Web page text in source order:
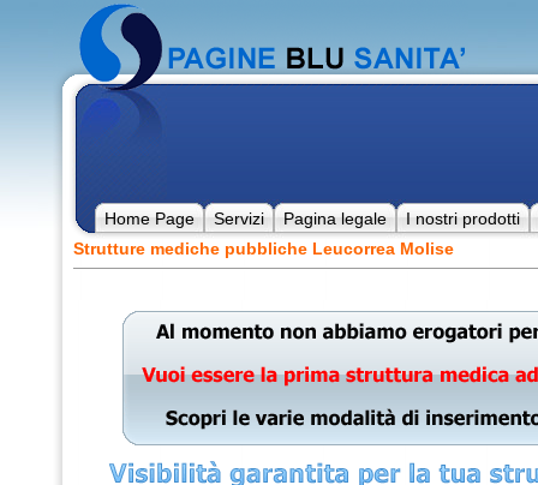
Home Page Servizi Pagina legale
I nostri prodotti
Strutture mediche pubbliche Leucorrea Molise